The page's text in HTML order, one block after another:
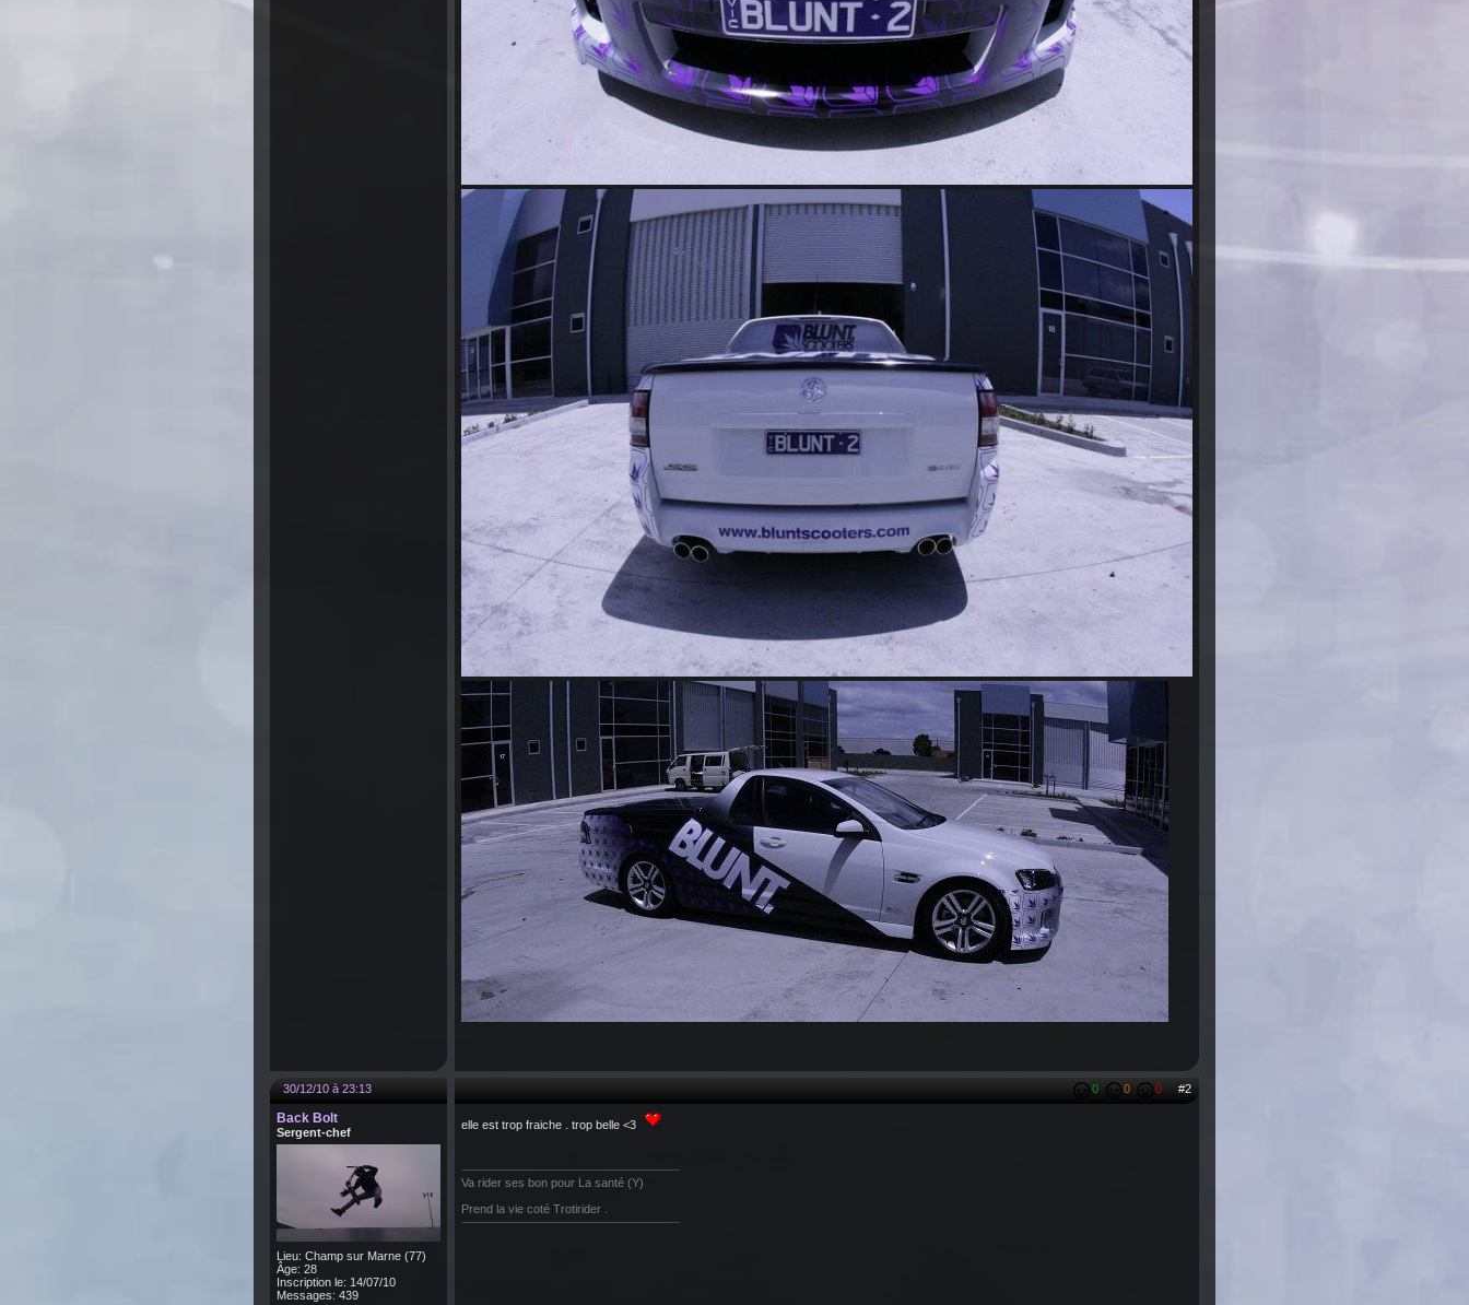
0 0 0 #2
30/12/10 à 23:13
Back Bolt
Sergent-chef
Lieu: Champ sur Marne (77)
Âge: 28
Inscription le: 14/07/10
Messages: 439
elle est trop fraiche . trop belle <3
Va rider ses bon pour La santé (Y)
Prend la vie coté Trotirider .